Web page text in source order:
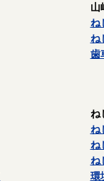
山
ね
ね
歯
ね
ね
ね
ね
環